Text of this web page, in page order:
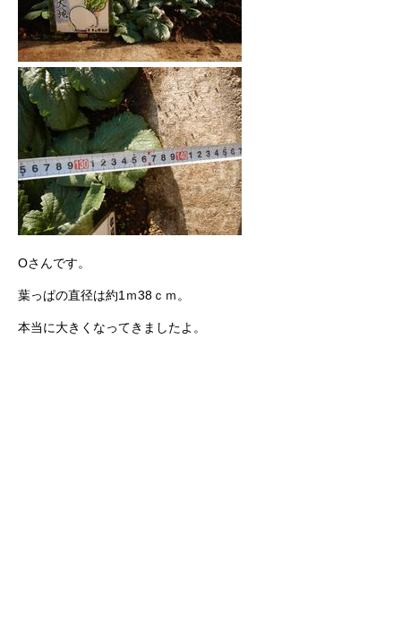
Oさんです。
葉っぱの直径は約1ｍ38ｃｍ。
本当に大きくなってきましたよ。